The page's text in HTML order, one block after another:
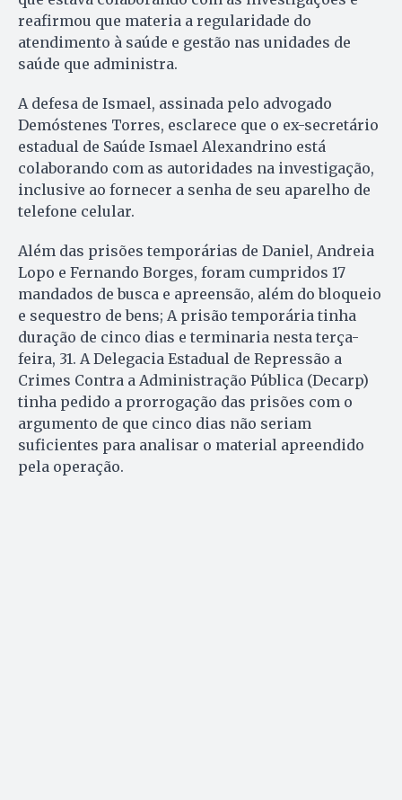
reafirmou que materia a regularidade do
atendimento à saúde e gestão nas unidades de
saúde que administra.
A defesa de Ismael, assinada pelo advogado
Demóstenes Torres, esclarece que o ex-secretário
estadual de Saúde Ismael Alexandrino está
colaborando com as autoridades na investigação,
inclusive ao fornecer a senha de seu aparelho de
telefone celular.
Além das prisões temporárias de Daniel, Andreia
Lopo e Fernando Borges, foram cumpridos 17
mandados de busca e apreensão, além do bloqueio
e sequestro de bens; A prisão temporária tinha
duração de cinco dias e terminaria nesta terça-
feira, 31. A Delegacia Estadual de Repressão a
Crimes Contra a Administração Pública (Decarp)
tinha pedido a prorrogação das prisões com o
argumento de que cinco dias não seriam
suficientes para analisar o material apreendido
pela operação.